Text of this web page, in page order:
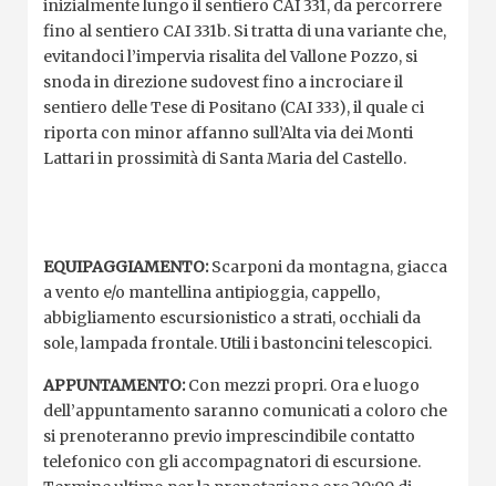
inizialmente lungo il sentiero CAI 331, da percorrere
fino al sentiero CAI 331b. Si tratta di una variante che,
evitandoci l’impervia risalita del Vallone Pozzo, si
snoda in direzione sudovest fino a incrociare il
sentiero delle Tese di Positano (CAI 333), il quale ci
riporta con minor affanno sull’Alta via dei Monti
Lattari in prossimità di Santa Maria del Castello.
EQUIPAGGIAMENTO:Scarponi da montagna, giacca
a vento e/o mantellina antipioggia, cappello,
abbigliamento escursionistico a strati, occhiali da
sole, lampada frontale. Utili i bastoncini telescopici.
APPUNTAMENTO:Con mezzi propri. Ora e luogo
dell’appuntamento saranno comunicati a coloro che
si prenoteranno previo imprescindibile contatto
telefonico con gli accompagnatori di escursione.